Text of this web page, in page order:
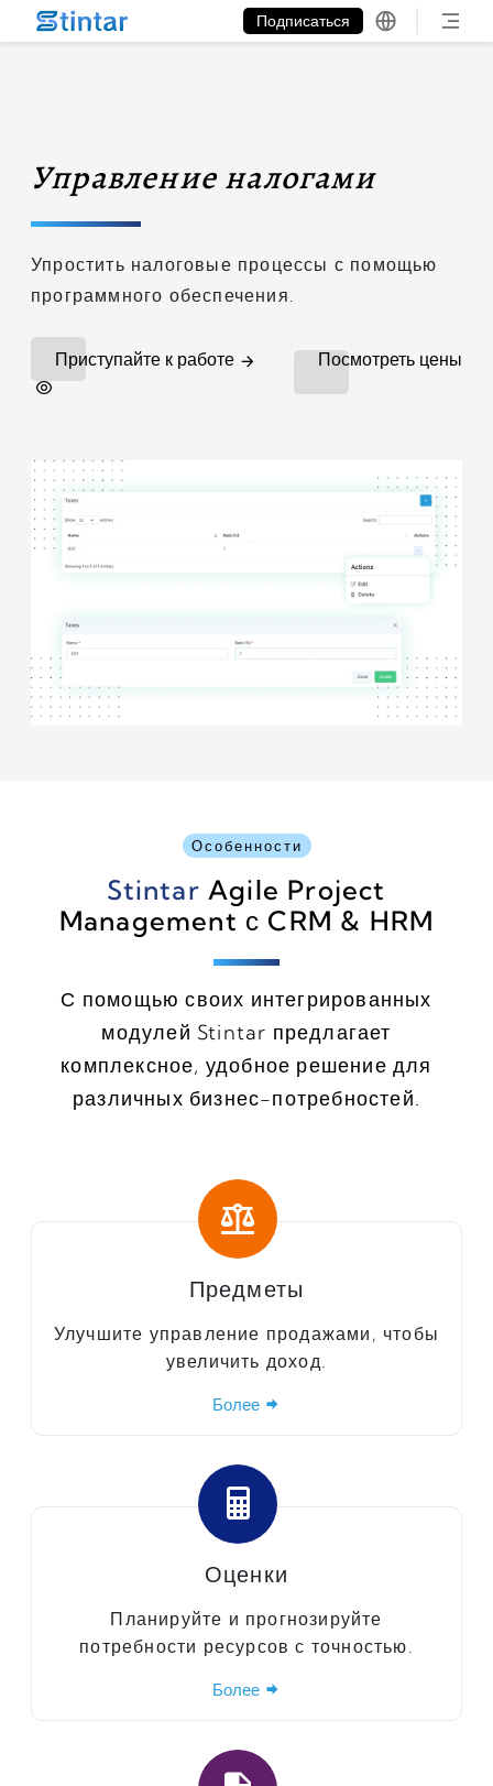
put google tag in file
Подписаться
Управление налогами
Упростить налоговые процессы с помощью
программного обеспечения.
Приступайте к работе Посмотреть цены
Особенности
Stintar Agile Project
Management с CRM & HRM
С помощью своих интегрированных
модулей Stintar предлагает
комплексное, удобное решение для
различных бизнес-потребностей.
Предметы
Улучшите управление продажами, чтобы
увеличить доход.
Более
Оценки
Планируйте и прогнозируйте
потребности ресурсов с точностью.
Более